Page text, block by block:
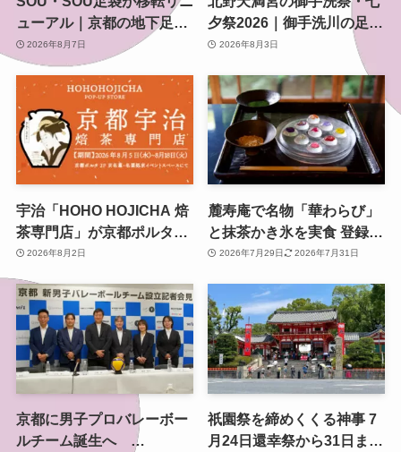
ューアル｜京都の地下足袋
専門店を取材、人気商品や
京都土産も紹介
2026年8月7日
夕祭2026｜御手洗川の足つ
け燈明神事で涼む夏の夜
2026年8月3日
宇治「HOHO HOJICHA 焙
茶専門店」が京都ポルタで
POP-UP、8月5日から14日
2026年8月2日
麓寿庵で名物「華わらび」
と抹茶かき氷を実食 登録有
形文化財で味わう京都時間
2026年7月29日 2026年7月31日
京都に男子プロバレーボー
ルチーム誕生へ
祇園祭を締めくくる神事 7
月24日還幸祭から31日まで